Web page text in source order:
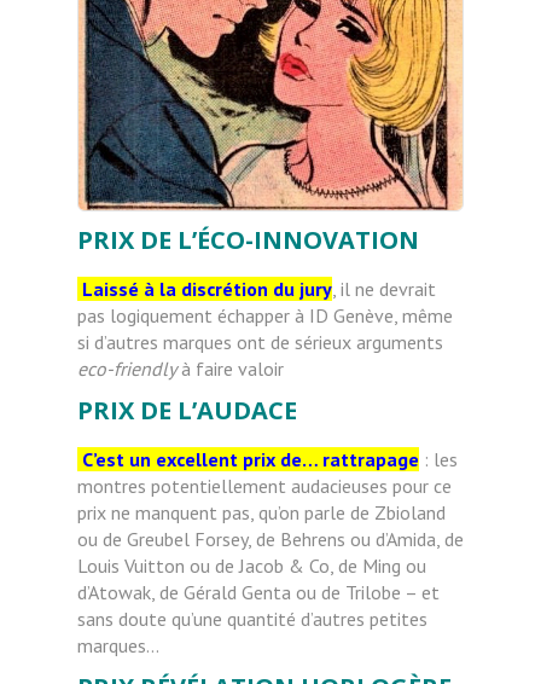
PRIX DE L’ÉCO-INNOVATION
Laissé à la discrétion du jury , il ne devrait
pas logiquement échapper à ID Genève, même
si d’autres marques ont de sérieux arguments
eco-friendlyà faire valoir
PRIX DE L’AUDACE
C’est un excellent prix de… rattrapage : les
montres potentiellement audacieuses pour ce
prix ne manquent pas, qu’on parle de Zbioland
ou de Greubel Forsey, de Behrens ou d’Amida, de
Louis Vuitton ou de Jacob & Co, de Ming ou
d’Atowak, de Gérald Genta ou de Trilobe – et
sans doute qu’une quantité d’autres petites
marques…